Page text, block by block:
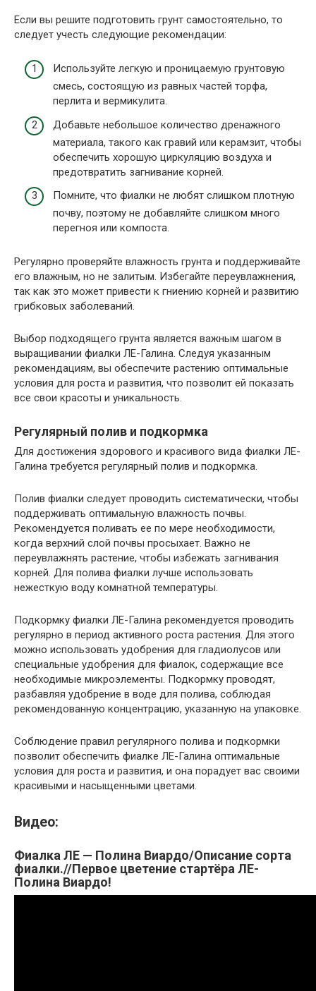
Если вы решите подготовить грунт самостоятельно, то
следует учесть следующие рекомендации:
Используйте легкую и проницаемую грунтовую
смесь, состоящую из равных частей торфа,
перлита и вермикулита.
Добавьте небольшое количество дренажного
материала, такого как гравий или керамзит, чтобы
обеспечить хорошую циркуляцию воздуха и
предотвратить загнивание корней.
Помните, что фиалки не любят слишком плотную
почву, поэтому не добавляйте слишком много
перегноя или компоста.
Регулярно проверяйте влажность грунта и поддерживайте
его влажным, но не залитым. Избегайте переувлажнения,
так как это может привести к гниению корней и развитию
грибковых заболеваний.
Выбор подходящего грунта является важным шагом в
выращивании фиалки ЛЕ-Галина. Следуя указанным
рекомендациям, вы обеспечите растению оптимальные
условия для роста и развития, что позволит ей показать
все свои красоты и уникальность.
Регулярный полив и подкормка
Для достижения здорового и красивого вида фиалки ЛЕ-
Галина требуется регулярный полив и подкормка.
Полив фиалки следует проводить систематически, чтобы
поддерживать оптимальную влажность почвы.
Рекомендуется поливать ее по мере необходимости,
когда верхний слой почвы просыхает. Важно не
переувлажнять растение, чтобы избежать загнивания
корней. Для полива фиалки лучше использовать
нежесткую воду комнатной температуры.
Подкормку фиалки ЛЕ-Галина рекомендуется проводить
регулярно в период активного роста растения. Для этого
можно использовать удобрения для гладиолусов или
специальные удобрения для фиалок, содержащие все
необходимые микроэлементы. Подкормку проводят,
разбавляя удобрение в воде для полива, соблюдая
рекомендованную концентрацию, указанную на упаковке.
Соблюдение правил регулярного полива и подкормки
позволит обеспечить фиалке ЛЕ-Галина оптимальные
условия для роста и развития, и она порадует вас своими
красивыми и насыщенными цветами.
Видео:
Фиалка ЛЕ — Полина Виардо/Описание сорта
фиалки.//Первое цветение стартёра ЛЕ-
Полина Виардо!